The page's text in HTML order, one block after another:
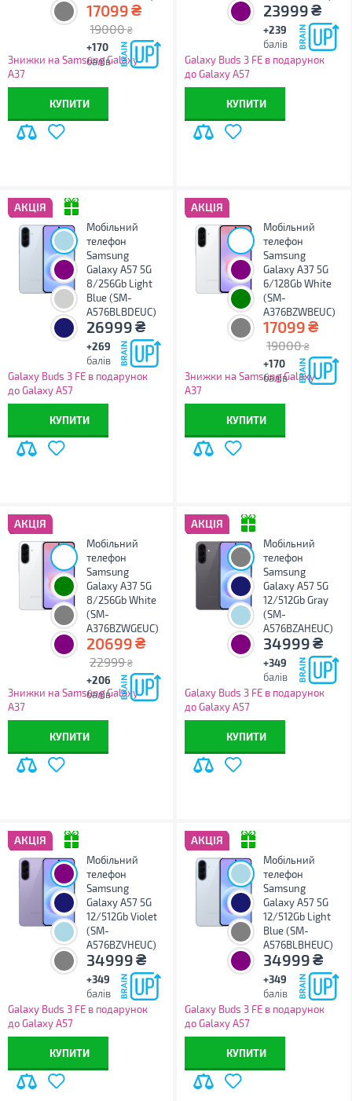
17099₴
19000 ₴
+170
балів
Знижки на Samsung Galaxy
A37
КУПИТИ
23999₴
+239
балів
Galaxy Buds 3 FE в подарунок
до Galaxy A57
КУПИТИ
АКЦІЯ
Мобільний
телефон
Samsung
Galaxy A57 5G
8/256Gb Light
Blue (SM-
A576BLBDEUC)
26999₴
+269
балів
Galaxy Buds 3 FE в подарунок
до Galaxy A57
КУПИТИ
АКЦІЯ
Мобільний
телефон
Samsung
Galaxy A37 5G
6/128Gb White
(SM-
A376BZWBEUC)
17099₴
19000 ₴
+170
балів
Знижки на Samsung Galaxy
A37
КУПИТИ
АКЦІЯ
Мобільний
телефон
Samsung
Galaxy A37 5G
8/256Gb White
(SM-
A376BZWGEUC)
20699₴
22999 ₴
+206
балів
Знижки на Samsung Galaxy
A37
КУПИТИ
АКЦІЯ
Мобільний
телефон
Samsung
Galaxy A57 5G
12/512Gb Gray
(SM-
A576BZAHEUC)
34999₴
+349
балів
Galaxy Buds 3 FE в подарунок
до Galaxy A57
КУПИТИ
АКЦІЯ
Мобільний
телефон
Samsung
Galaxy A57 5G
12/512Gb Violet
(SM-
A576BZVHEUC)
34999₴
+349
балів
Galaxy Buds 3 FE в подарунок
до Galaxy A57
КУПИТИ
АКЦІЯ
Мобільний
телефон
Samsung
Galaxy A57 5G
12/512Gb Light
Blue (SM-
A576BLBHEUC)
34999₴
+349
балів
Galaxy Buds 3 FE в подарунок
до Galaxy A57
КУПИТИ